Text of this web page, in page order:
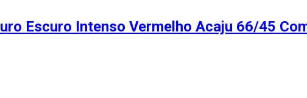
Escuro Intenso Vermelho Acaju 66/45